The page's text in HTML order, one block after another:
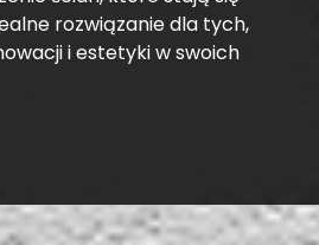
rozwiązanie dla tych,
i estetyki w swoich